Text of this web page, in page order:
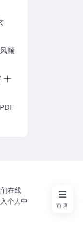
顺
十
在线
个人中
首页